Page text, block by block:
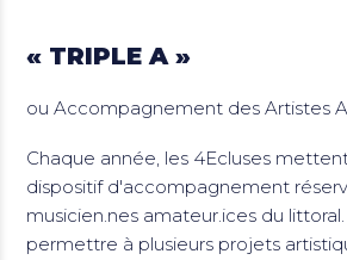
« TRIPLE A »
ou Accompagnement des Artistes
Chaque année, les 4Ecluses
dispositif d'accompagnement
musicien.nes amateur.ices du
permettre à plusieurs projets